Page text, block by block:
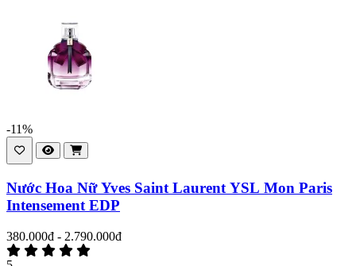
-11%
Nước Hoa Nữ Yves Saint Laurent YSL Mon Paris
Intensement EDP
380.000đ - 2.790.000đ